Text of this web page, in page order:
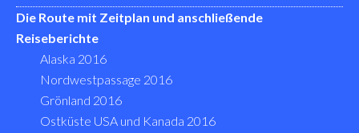
Die Route mit Zeitplan und anschließende
Reiseberichte
Alaska 2016
Nordwestpassage 2016
Grönland 2016
Ostküste USA und Kanada 2016